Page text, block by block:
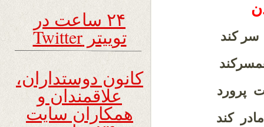
سر کند
پرورد
کند
۲۴ ساعت در
توییتر Twitter
کانون دوستداران،
علاقمندان و
همکاران سایت